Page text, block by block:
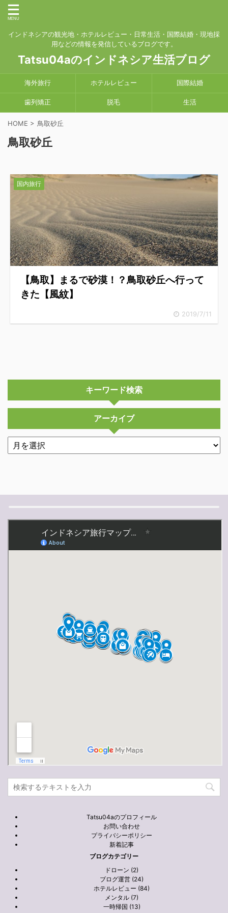
インドネシアの観光地・ホテルレビュー・日常生活・国際結婚・現地採
用などの情報を発信しているブログです。
Tatsu04aのインドネシア生活ブログ
海外旅行 ホテルレビュー 国際結婚
歯列矯正 脱毛 生活
HOME > 鳥取砂丘
鳥取砂丘
国内旅行
【鳥取】まるで砂漠！？鳥取砂丘へ行って
きた【風紋】
2019/7/11
キーワード検索
アーカイブ
Tatsu04aのプロフィール
お問い合わせ
プライバシーポリシー
新着記事
ブログカテゴリー
ドローン (2)
ブログ運営 (24)
ホテルレビュー (84)
メンタル (7)
一時帰国 (13)